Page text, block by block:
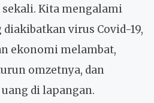
Kita mengalami
virus Covid-19,
ekonomi melambat,
omzetnya, dan
di lapangan.